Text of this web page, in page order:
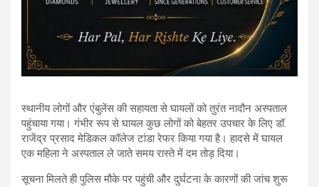
स्थानीय लोगों और एंबुलेंस की सहायता से घायलों को तुरंत नादौन अस्पताल
पहुंचाया गया। गंभीर रूप से घायल कुछ लोगों को बेहतर उपचार के लिए डॉ.
राजेंद्र प्रसाद मेडिकल कॉलेज टांडा रेफर किया गया है। हादसे में घायल
एक महिला ने अस्पताल ले जाते समय रास्ते में दम तोड़ दिया।
सूचना मिलते ही पुलिस मौके पर पहुंची और दुर्घटना के कारणों की जांच शुरू